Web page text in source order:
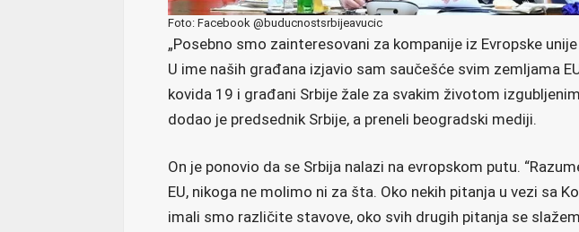
Foto: Facebook @buducnostsrbijeavucic
„Posebno smo zainteresovani za kompanije iz Evropske
U ime naših građana izjavio sam saučešće svim zemljama
kovida 19 i građani Srbije žale za svakim životom
dodao je predsednik Srbije, a preneli beogradski mediji.
On je ponovio da se Srbija nalazi na evropskom putu.
EU, nikoga ne molimo ni za šta. Oko nekih pitanja u vezi sa
imali smo različite stavove, oko svih drugih pitanja se